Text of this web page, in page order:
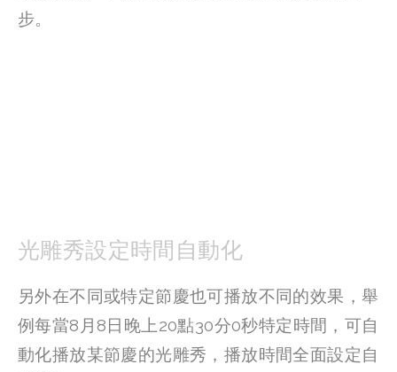
步。
光雕秀設定時間自動化
另外在不同或特定節慶也可播放不同的效果，舉
例每當8月8日晚上20點30分0秒特定時間，可自
動化播放某節慶的光雕秀，播放時間全面設定自